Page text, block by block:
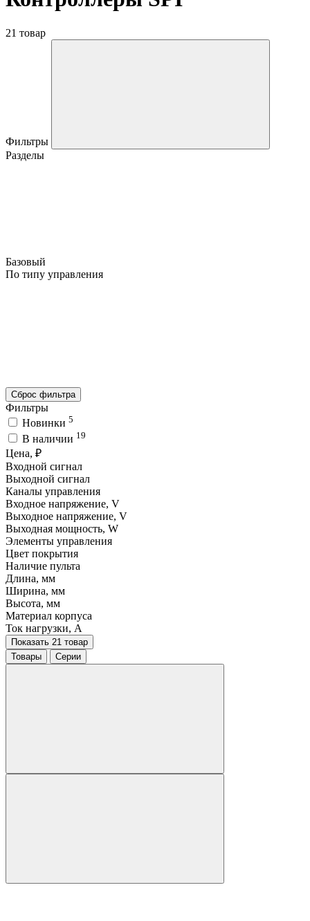
21 товар
Фильтры
Разделы
Базовый
По типу управления
Сброс фильтра
Фильтры
Новинки 5
В наличии 19
Цена, ₽
Входной сигнал
Выходной сигнал
Каналы управления
Входное напряжение, V
Выходное напряжение, V
Выходная мощность, W
Элементы управления
Цвет покрытия
Наличие пульта
Длина, мм
Ширина, мм
Высота, мм
Материал корпуса
Ток нагрузки, A
Показать 21 товар
Товары
Серии